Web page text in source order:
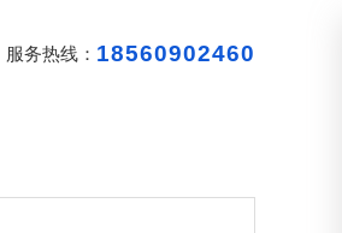
服务热线： 18560902460